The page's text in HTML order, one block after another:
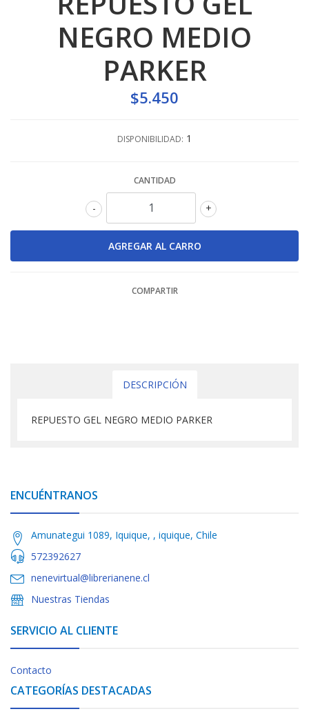
NEGRO MEDIO
PARKER
$5.450
DISPONIBILIDAD: 1
CANTIDAD
+
-
COMPARTIR
DESCRIPCIÓN
REPUESTO GEL NEGRO MEDIO PARKER
ENCUÉNTRANOS
Amunategui 1089, Iquique, , iquique, Chile
572392627
nenevirtual@librerianene.cl
Nuestras Tiendas
SERVICIO AL CLIENTE
Contacto
CATEGORÍAS DESTACADAS